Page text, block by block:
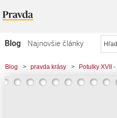
Blog
Najnovšie články
Najčítanejšie články
Najkomentovanejšie články
Blog > pravda krásy > Potulky XVII